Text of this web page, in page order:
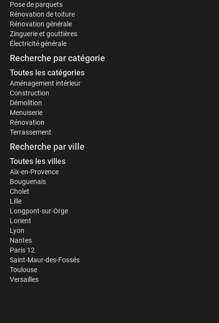
Pose de parquets
Rénovation de toiture
Rénovation générale
Zinguerie et gouttières
Électricité générale
Recherche par catégorie
Toutes les catégories
Aménagement intérieur
Construction
Démolition
Menuiserie
Rénovation
Terrassement
Recherche par ville
Toutes les villes
Aix-en-Provence
Bouguenais
Cholet
Lille
Longpont-sur-Orge
Lorient
Lyon
Nantes
Paris 12
Saint-Maur-des-Fossés
Toulouse
Versailles